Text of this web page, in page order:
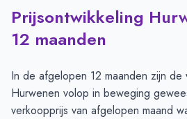
Huizenprijzen in Hurwenen per m2-
Type
Vraagprijs in euro's
Verkoopprijs in euro's
Prijsontwikkeling
12 maanden
In de afgelopen 12 maanden zijn de
Hurwenen volop in beweging
verkoopprijs van afgelopen maand